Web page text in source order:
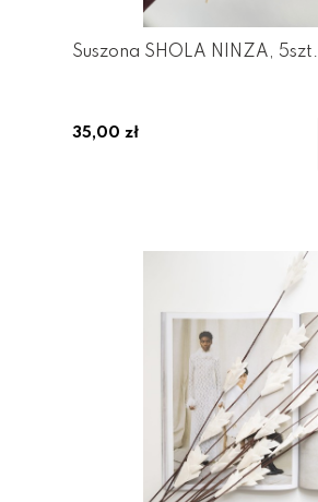
Suszona SHOLA NINZA, 5szt.
35,00 zł